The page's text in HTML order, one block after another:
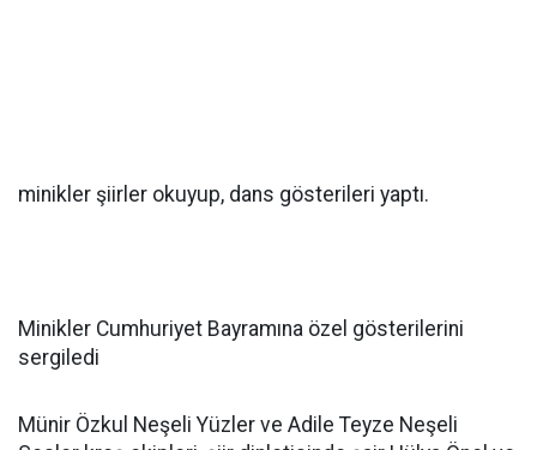
minikler şiirler okuyup, dans gösterileri yaptı.
Minikler Cumhuriyet Bayramına özel gösterilerini
sergiledi
Münir Özkul Neşeli Yüzler ve Adile Teyze Neşeli